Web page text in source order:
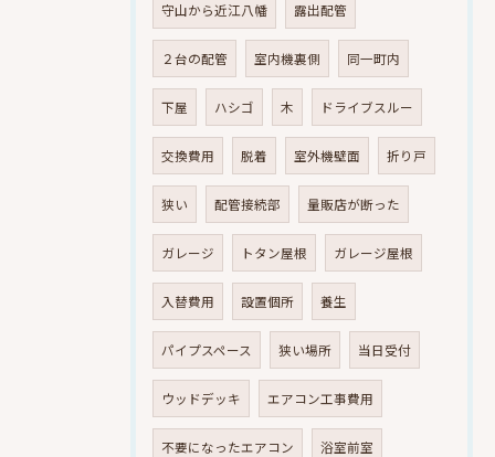
守山から近江八幡 露出配管
２台の配管 室内機裏側 同一町内
下屋 ハシゴ 木 ドライブスルー
交換費用 脱着 室外機壁面 折り戸
狭い 配管接続部 量販店が断った
ガレージ トタン屋根 ガレージ屋根
入替費用 設置個所 養生
パイプスペース 狭い場所 当日受付
ウッドデッキ エアコン工事費用
不要になったエアコン 浴室前室